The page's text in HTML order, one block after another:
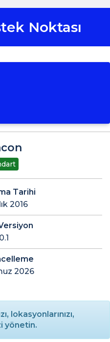
Noktası
Tarihi
2016
2026
lokasyonlarınızı,
yönetin.